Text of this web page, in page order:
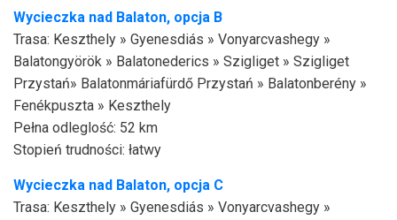
Wycieczka nad Balaton, opcja B
Trasa: Keszthely » Gyenesdiás » Vonyarcvashegy »
Balatongyörök » Balatonederics » Szigliget » Szigliget
Przystań» Balatonmáriafürdő Przystań » Balatonberény »
Fenékpuszta » Keszthely
Pełna odleglość: 52 km
Stopień trudności: łatwy
Wycieczka nad Balaton, opcja C
Trasa: Keszthely » Gyenesdiás » Vonyarcvashegy »